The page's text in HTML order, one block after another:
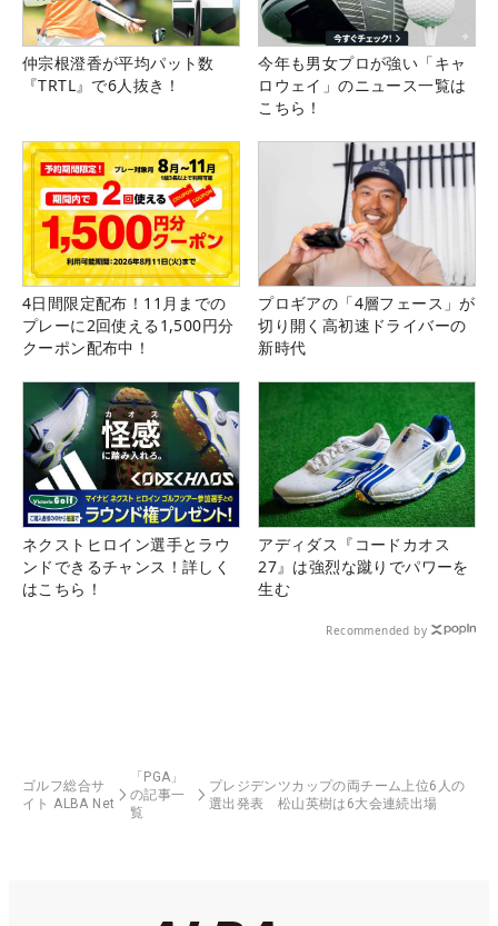
仲宗根澄香が平均パット数
『TRTL』で6人抜き！
今年も男女プロが強い「キャ
ロウェイ」のニュース一覧は
こちら！
4日間限定配布！11月までの
プレーに2回使える1,500円分
クーポン配布中！
プロギアの「4層フェース」が
切り開く高初速ドライバーの
新時代
ネクストヒロイン選手とラウ
ンドできるチャンス！詳しく
はこちら！
アディダス『コードカオス
27』は強烈な蹴りでパワーを
生む
Recommended by
ゴルフ総合サ
イト ALBA Net
「PGA」
の記事一
覧
プレジデンツカップの両チーム上位6人の
選出発表 松山英樹は6大会連続出場